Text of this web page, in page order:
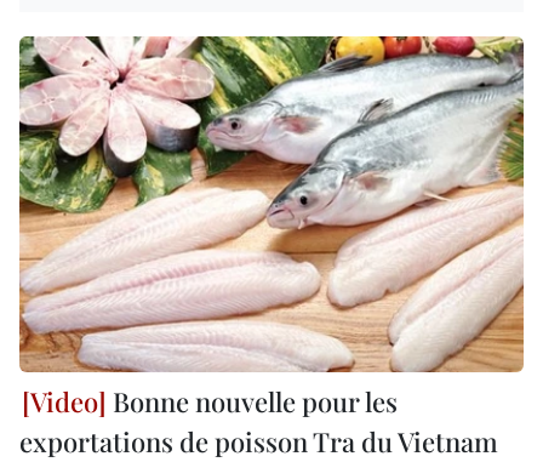
Bonne nouvelle pour les
exportations de poisson Tra du Vietnam